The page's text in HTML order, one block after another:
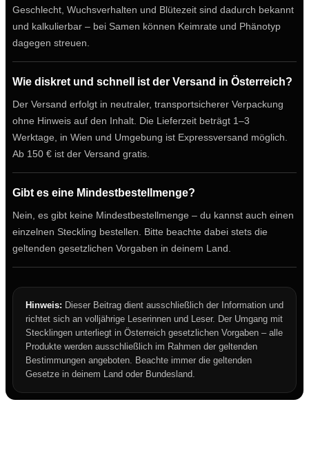
Geschlecht, Wuchsverhalten und Blütezeit sind dadurch bekannt
und kalkulierbar – bei Samen können Keimrate und Phänotyp
dagegen streuen.
Wie diskret und schnell ist der Versand in Österreich?
Der Versand erfolgt in neutraler, transportsicherer Verpackung
ohne Hinweis auf den Inhalt. Die Lieferzeit beträgt 1–3
Werktage, in Wien und Umgebung ist Expressversand möglich.
Ab 150 € ist der Versand gratis.
Gibt es eine Mindestbestellmenge?
Nein, es gibt keine Mindestbestellmenge – du kannst auch einen
einzelnen Steckling bestellen. Bitte beachte dabei stets die
geltenden gesetzlichen Vorgaben in deinem Land.
Hinweis: Dieser Beitrag dient ausschließlich der Information und
richtet sich an volljährige Leserinnen und Leser. Der Umgang mit
Stecklingen unterliegt in Österreich gesetzlichen Vorgaben – alle
Produkte werden ausschließlich im Rahmen der geltenden
Bestimmungen angeboten. Beachte immer die geltenden
Gesetze in deinem Land oder Bundesland.